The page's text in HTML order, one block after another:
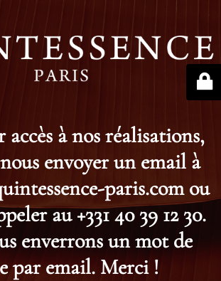
accès à nos réalisations,
envoyer un email à
paris.com ou
au +331 40 39 12 30.
enverrons un mot de
par email. Merci !